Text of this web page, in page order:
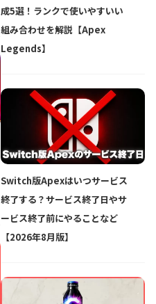
成5選！ランクで使いやすいい
組み合わせを解説【Apex
Legends】
Switch版Apexはいつサービス
終了する？サービス終了日やサ
ービス終了前にやることなど
【2026年8月版】